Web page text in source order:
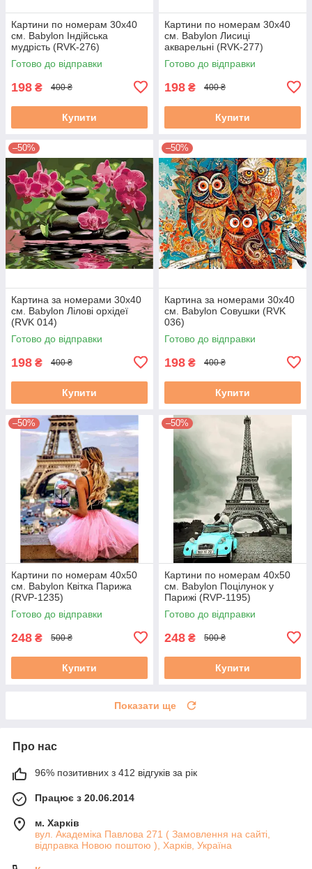
Картини по номерам 30х40
см. Babylon Індійська
мудрість (RVK-276)
Готово до відправки
198 ₴ 400 ₴
Купити
Картини по номерам 30х40
см. Babylon Лисиці
акварельні (RVK-277)
Готово до відправки
198 ₴ 400 ₴
Купити
–50%
Картина за номерами 30х40
см. Babylon Лілові орхідеї
(RVK 014)
Готово до відправки
198 ₴ 400 ₴
Купити
–50%
Картина за номерами 30х40
см. Babylon Совушки (RVK
036)
Готово до відправки
198 ₴ 400 ₴
Купити
–50%
Картини по номерам 40х50
см. Babylon Квітка Парижа
(RVP-1235)
Готово до відправки
248 ₴ 500 ₴
Купити
–50%
Картини по номерам 40х50
см. Babylon Поцілунок у
Парижі (RVP-1195)
Готово до відправки
248 ₴ 500 ₴
Купити
Показати ще
Про нас
96% позитивних з 412 відгуків за рік
Працює з 20.06.2014
м. Харків
вул. Академіка Павлова 271 ( Замовлення на сайті,
відправка Новою поштою ), Харків, Україна